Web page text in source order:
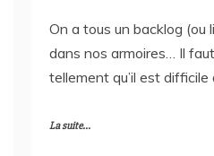
On a tous un backlog (ou
dans nos armoires… Il
tellement qu’il est difficile
La suite...